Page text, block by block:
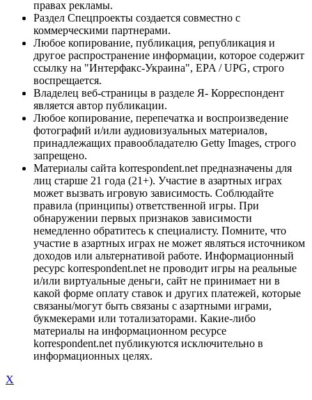
правах рекламы.
Раздел Спецпроекты создается совместно с
коммерческими партнерами.
Любое копирование, публикация, републикация и
другое распространение информации, которое содержит
ссылку на "Интерфакс-Украина", EPA / UPG, строго
воспрещается.
Владелец веб-страницы в разделе Я- Корреспондент
является автор публикации.
Любое копирование, перепечатка и воспроизведение
фотографий и/или аудиовизуальных материалов,
принадлежащих правообладателю Getty Images, строго
запрещено.
Материалы сайта korrespondent.net предназначены для
лиц старше 21 года (21+). Участие в азартных играх
может вызвать игровую зависимость. Соблюдайте
правила (принципы) ответственной игры. При
обнаружении первых признаков зависимости
немедленно обратитесь к специалисту. Помните, что
участие в азартных играх не может являться источником
доходов или альтернативой работе. Информационный
ресурс korrespondent.net не проводит игры на реальные
и/или виртуальные деньги, сайт не принимает ни в
какой форме оплату ставок и других платежей, которые
связаны/могут быть связаны с азартными играми,
букмекерами или тотализаторами. Какие-либо
материалы на информационном ресурсе
korrespondent.net публикуются исключительно в
информационных целях.
X